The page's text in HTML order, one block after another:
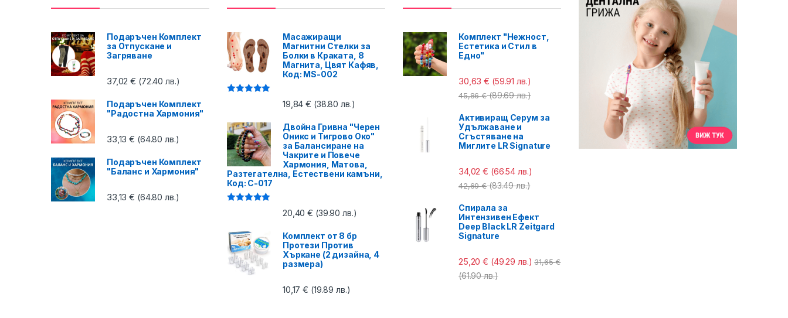
Подаръчен Комплект
за Отпускане и
Загряване
37,02€ (72.40 лв.)
Подаръчен Комплект
"Радостна Хармония"
33,13€ (64.80 лв.)
Подаръчен Комплект
"Баланс и Хармония"
33,13€ (64.80 лв.)
Масажиращи
Магнитни Стелки за
Болки в Краката, 8
Магнита, Цвят Кафяв,
Код: MS-002
19,84€ (38.80 лв.)
Двойна Гривна "Черен
Оникс и Тигрово Око"
за Балансиране на
Чакрите и Повече
Хармония, Матова,
Разтегателна, Естествени камъни,
Код: C-017
20,40€ (39.90 лв.)
Комплект от 8 бр
Протези Против
Хъркане (2 дизайна, 4
размера)
10,17€ (19.89 лв.)
Комплект "Нежност,
Естетика и Стил в
Едно"
30,63€ (59.91 лв.)
45,86€ (89.69 лв.)
Активиращ Серум за
Удължаване и
Сгъстяване на
Миглите LR Signature
34,02€ (66.54 лв.)
42,69€ (83.49 лв.)
Спирала за
Интензивен Ефект
Deep Black LR Zeitgard
Signature
25,20€ (49.29 лв.) 31,65€
(61.90 лв.)